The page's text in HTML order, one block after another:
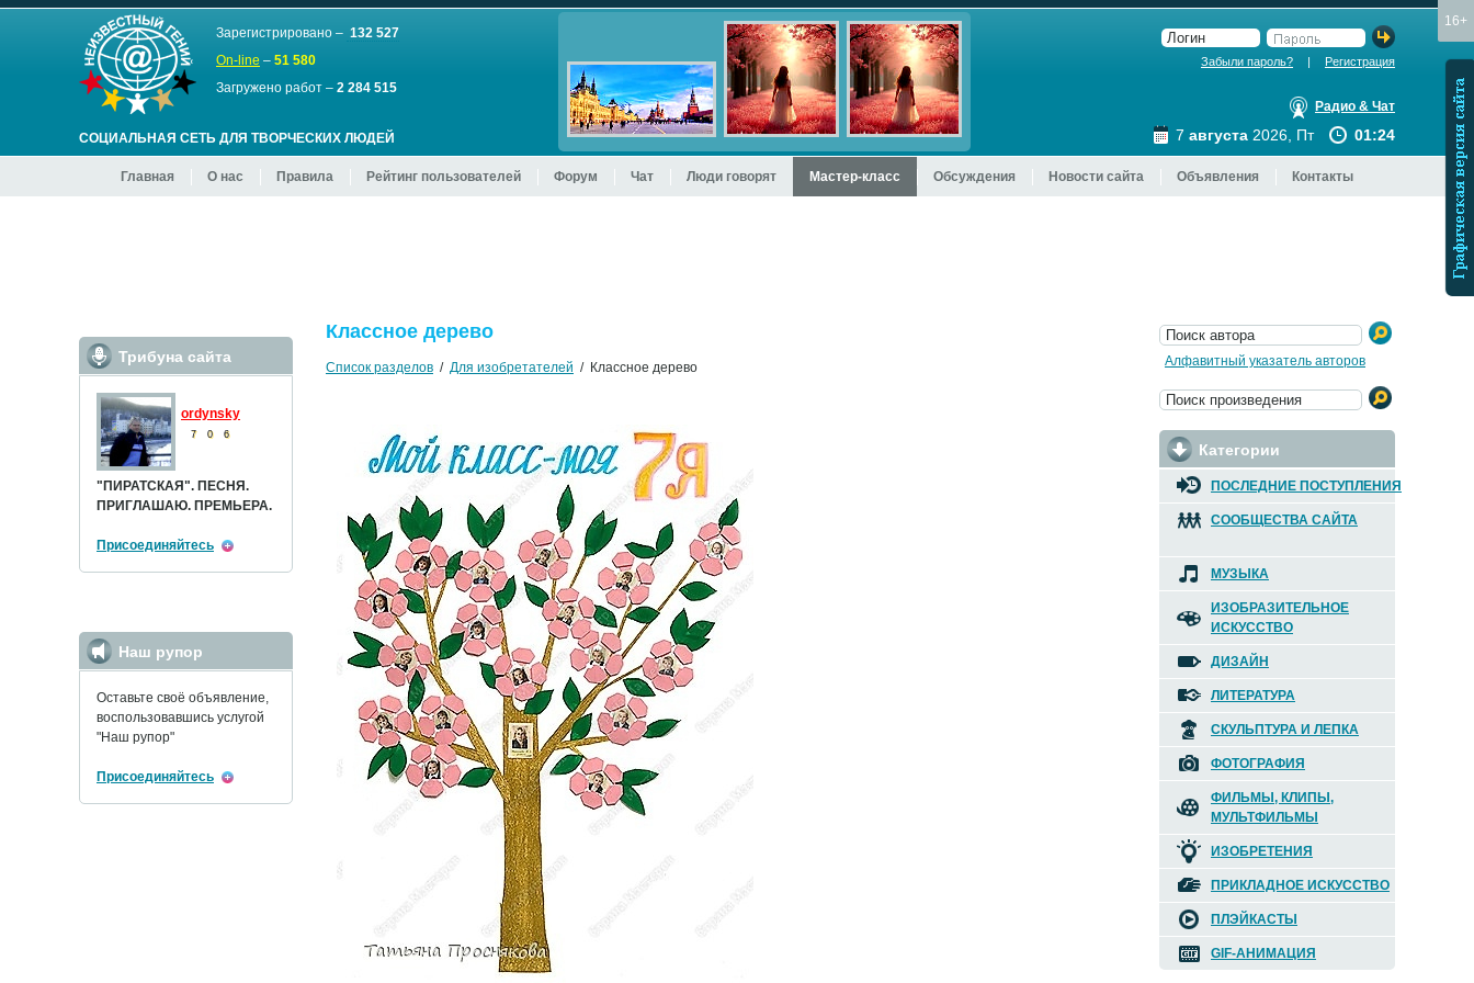
16+
Графическая версия сайта
Зарегистрировано – 132 527
On-line – 51 580
Загружено работ – 2 284 515
СОЦИАЛЬНАЯ СЕТЬ ДЛЯ ТВОРЧЕСКИХ ЛЮДЕЙ
Войти
Забыли пароль? | Регистрация
Радио & Чат
7 августа 2026, Пт 01:24
Главная О нас Правила Рейтинг пользователей Форум Чат Люди говорят Мастер-класс Обсуждения Новости сайта Объявления Контакты
Классное дерево
Список разделов / Для изобретателей / Классное дерево
Трибуна сайта
ordynsky
7 0 6
"ПИРАТСКАЯ". ПЕСНЯ.
ПРИГЛАШАЮ. ПРЕМЬЕРА.
Присоединяйтесь
Наш рупор
Оставьте своё объявление,
воспользовавшись услугой
"Наш рупор"
Присоединяйтесь
Войти
Алфавитный указатель авторов
Войти
Категории
ПОСЛЕДНИЕ ПОСТУПЛЕНИЯ
СООБЩЕСТВА САЙТА
МУЗЫКА
ИЗОБРАЗИТЕЛЬНОЕ
ИСКУССТВО
ДИЗАЙН
ЛИТЕРАТУРА
СКУЛЬПТУРА И ЛЕПКА
ФОТОГРАФИЯ
ФИЛЬМЫ, КЛИПЫ,
МУЛЬТФИЛЬМЫ
ИЗОБРЕТЕНИЯ
ПРИКЛАДНОЕ ИСКУССТВО
ПЛЭЙКАСТЫ
GIF-АНИМАЦИЯ